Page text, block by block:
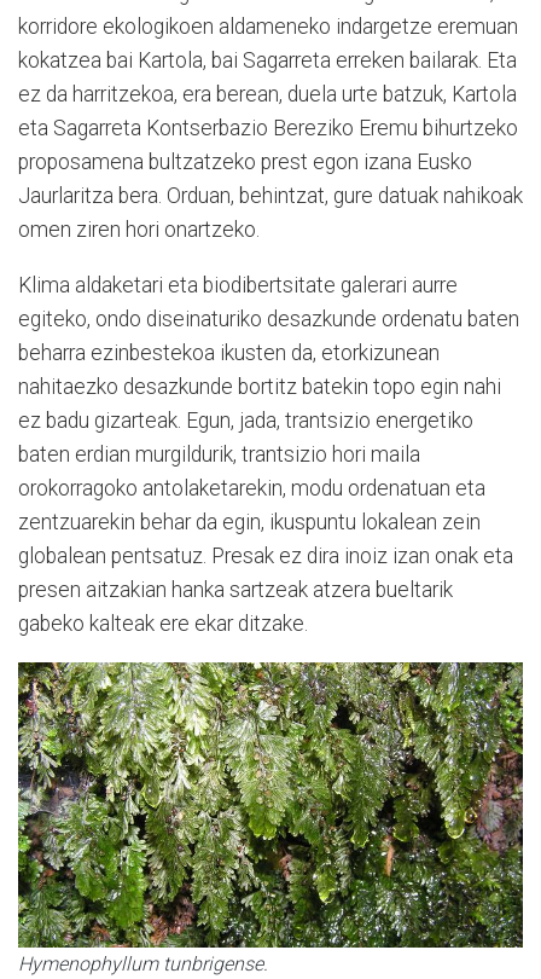
korridore ekologikoen aldameneko indargetze eremuan
kokatzea bai Kartola, bai Sagarreta erreken bailarak. Eta
ez da harritzekoa, era berean, duela urte batzuk, Kartola
eta Sagarreta Kontserbazio Bereziko Eremu bihurtzeko
proposamena bultzatzeko prest egon izana Eusko
Jaurlaritza bera. Orduan, behintzat, gure datuak nahikoak
omen ziren hori onartzeko.
Klima aldaketari eta biodibertsitate galerari aurre
egiteko, ondo diseinaturiko desazkunde ordenatu baten
beharra ezinbestekoa ikusten da, etorkizunean
nahitaezko desazkunde bortitz batekin topo egin nahi
ez badu gizarteak. Egun, jada, trantsizio energetiko
baten erdian murgildurik, trantsizio hori maila
orokorragoko antolaketarekin, modu ordenatuan eta
zentzuarekin behar da egin, ikuspuntu lokalean zein
globalean pentsatuz. Presak ez dira inoiz izan onak eta
presen aitzakian hanka sartzeak atzera bueltarik
gabeko kalteak ere ekar ditzake.
Hymenophyllum tunbrigense.